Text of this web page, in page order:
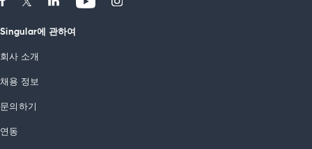
Singular에 관하여
회사 소개
채용 정보
문의하기
연동